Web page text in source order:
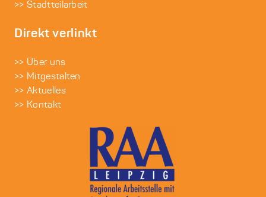
>> Stadtteilarbeit
Direkt verlinkt
>> Über uns
>> Mitgestalten
>> Aktuelles
>> Kontakt